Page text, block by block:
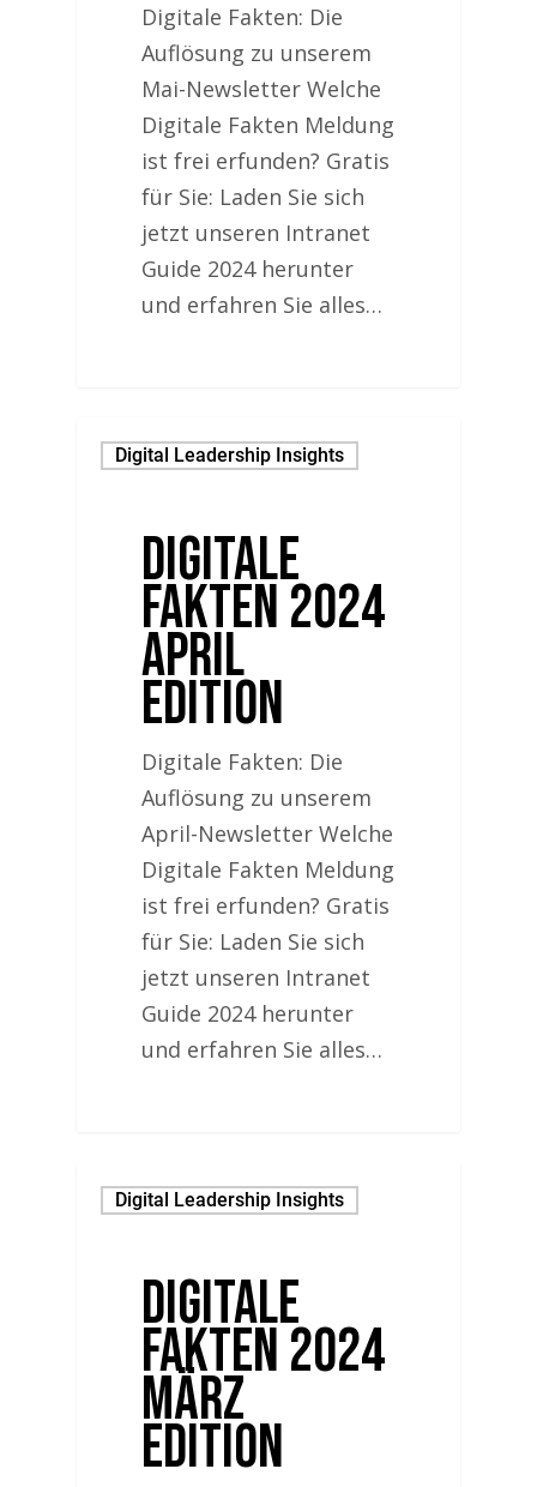
Digitale Fakten: Die
Auflösung zu unserem
Mai-Newsletter Welche
Digitale Fakten Meldung
ist frei erfunden? Gratis
für Sie: Laden Sie sich
jetzt unseren Intranet
Guide 2024 herunter
und erfahren Sie alles…
Digital Leadership Insights
Digitale
Fakten 2024
April
Edition
Digitale Fakten: Die
Auflösung zu unserem
April-Newsletter Welche
Digitale Fakten Meldung
ist frei erfunden? Gratis
für Sie: Laden Sie sich
jetzt unseren Intranet
Guide 2024 herunter
und erfahren Sie alles…
Digital Leadership Insights
Digitale
Fakten 2024
März
Edition